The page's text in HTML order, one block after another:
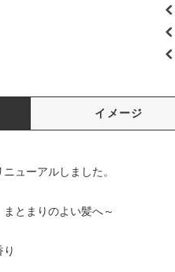
イメージ
ューアルしました。
とまりのよい髪へ～